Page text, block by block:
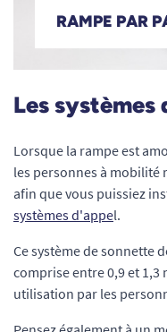
RAMPE PAR
Les systèmes
Lorsque la rampe est
les personnes à mobilité
afin que vous puissiez
systèmes d'appel.
Ce système de sonnette
comprise entre 0,9 et
utilisation par les